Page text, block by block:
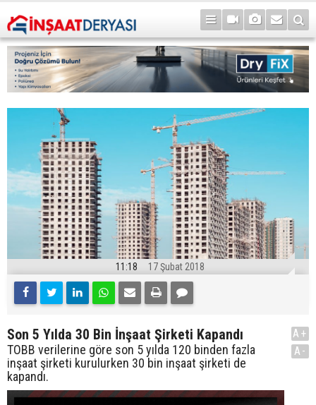
11:18 17 Şubat 2018
Son 5 Yılda 30 Bin İnşaat Şirketi Kapandı
TOBB verilerine göre son 5 yılda 120 binden fazla
inşaat şirketi kurulurken 30 bin inşaat şirketi de
kapandı.
A+
A-